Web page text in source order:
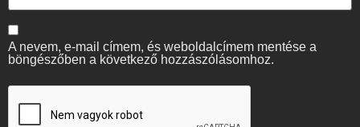
A nevem, e-mail címem, és weboldalcímem mentése a
böngészőben a következő hozzászólásomhoz.